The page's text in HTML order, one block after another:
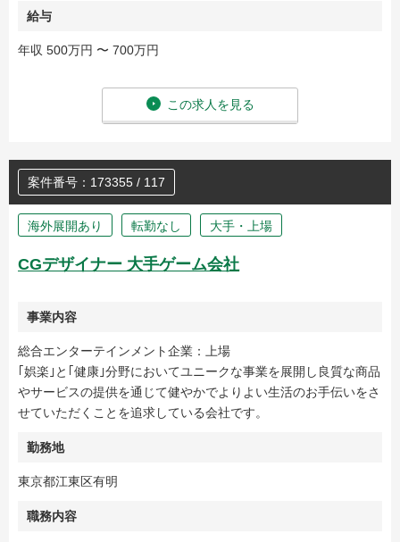
給与
年収 500万円 〜 700万円
この求人を見る
案件番号：173355 / 117
海外展開あり 転勤なし 大手・上場
CGデザイナー 大手ゲーム会社
事業内容
総合エンターテインメント企業：上場
｢娯楽｣と｢健康｣分野においてユニークな事業を展開し良質な商品
やサービスの提供を通じて健やかでよりよい生活のお手伝いをさ
せていただくことを追求している会社です。
勤務地
東京都江東区有明
職務内容